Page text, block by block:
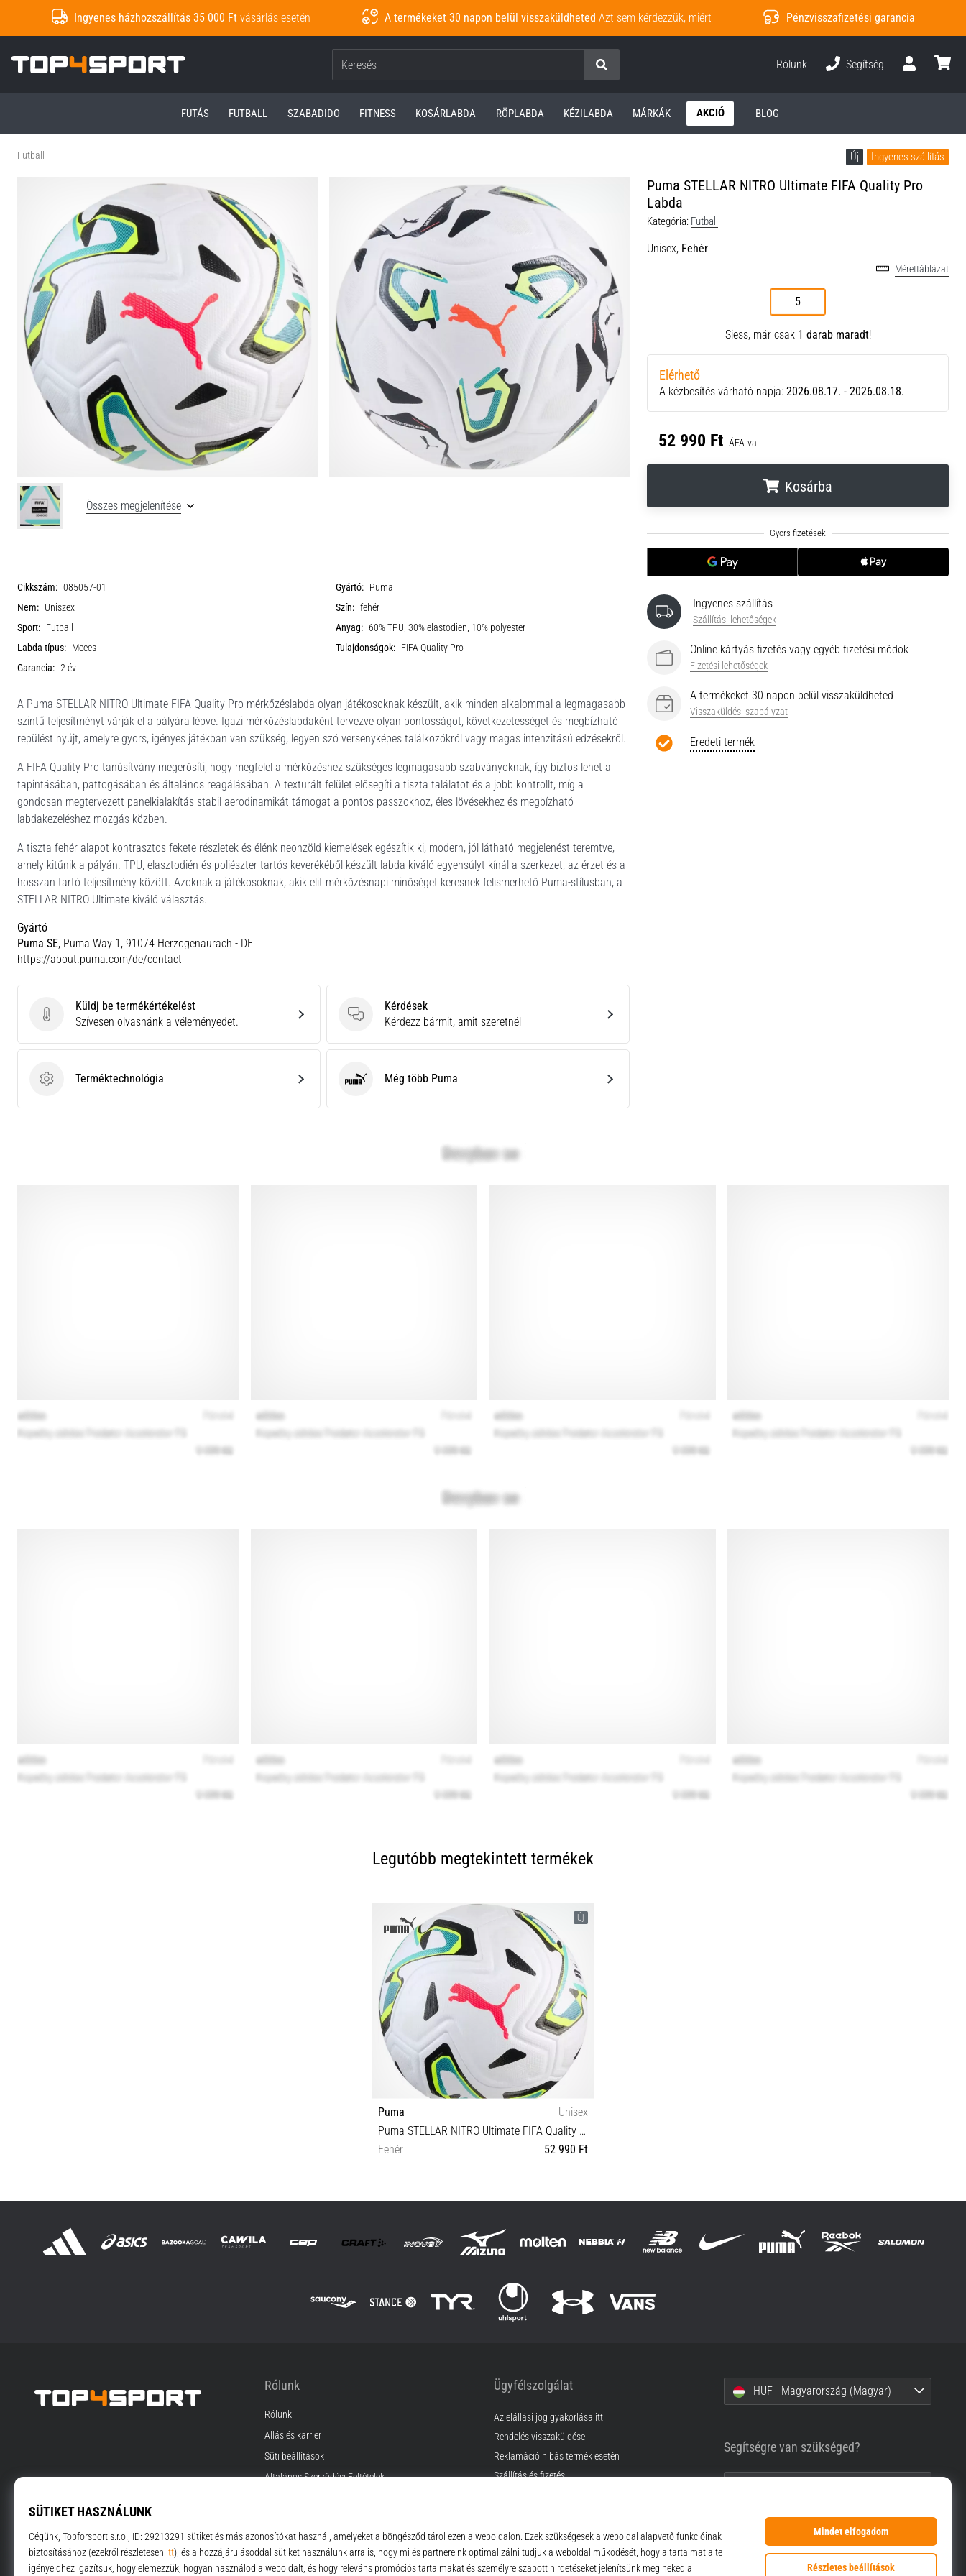
Ingyenes házhozszállítás 35 000 Ft vásárlás esetén A termékeket 30 napon belül visszaküldheted Azt sem kérdezzük, miért Pénzvisszafizetési garancia
Top4Sport.hu
Keresés
Rólunk
Segítség
FUTÁS FUTBALL SZABADIDO FITNESS KOSÁRLABDA RÖPLABDA KÉZILABDA MÁRKÁK AKCIÓ BLOG
Futball Új Ingyenes szállítás
Puma STELLAR NITRO Ultimate FIFA Quality Pro
Labda
Kategória: Futball
Unisex, Fehér
Mérettáblázat
5
Siess, már csak 1 darab maradt!
Elérhető
A kézbesítés várható napja: 2026.08.17. - 2026.08.18.
52 990 Ft ÁFA-val
Kosárba
..
Ingyenes szállítás
Szállítási lehetőségek
Online kártyás fizetés vagy egyéb fizetési módok
Fizetési lehetőségek
A termékeket 30 napon belül visszaküldheted
Visszaküldési szabályzat
Eredeti termék
Összes megjelenítése
Cikkszám: 085057-01 Gyártó: Puma
Nem: Uniszex Szín: fehér
Sport: Futball Anyag: 60% TPU, 30% elastodien, 10% polyester
Labda típus: Meccs Tulajdonságok: FIFA Quality Pro
Garancia: 2 év
A Puma STELLAR NITRO Ultimate FIFA Quality Pro mérkőzéslabda olyan játékosoknak készült, akik minden alkalommal a legmagasabb
szintű teljesítményt várják el a pályára lépve. Igazi mérkőzéslabdaként tervezve olyan pontosságot, következetességet és megbízható
repülést nyújt, amelyre gyors, igényes játékban van szükség, legyen szó versenyképes találkozókról vagy magas intenzitású edzésekről.
A FIFA Quality Pro tanúsítvány megerősíti, hogy megfelel a mérkőzéshez szükséges legmagasabb szabványoknak, így biztos lehet a
tapintásában, pattogásában és általános reagálásában. A texturált felület elősegíti a tiszta találatot és a jobb kontrollt, míg a
gondosan megtervezett panelkialakítás stabil aerodinamikát támogat a pontos passzokhoz, éles lövésekhez és megbízható
labdakezeléshez mozgás közben.
A tiszta fehér alapot kontrasztos fekete részletek és élénk neonzöld kiemelések egészítik ki, modern, jól látható megjelenést teremtve,
amely kitűnik a pályán. TPU, elasztodién és poliészter tartós keverékéből készült labda kiváló egyensúlyt kínál a szerkezet, az érzet és a
hosszan tartó teljesítmény között. Azoknak a játékosoknak, akik elit mérkőzésnapi minőséget keresnek felismerhető Puma-stílusban, a
STELLAR NITRO Ultimate kiváló választás.
Gyártó
Puma SE, Puma Way 1, 91074 Herzogenaurach - DE
https://about.puma.com/de/contact
Küldj be termékértékelést
Küldj be termékértékelést
Szívesen olvasnánk a véleményedet.
Kérdések
Kérdések
Kérdezz bármit, amit szeretnél
Terméktechnológia
Terméktechnológia Puma Még több Puma
Legutóbb megtekintett termékek
Új
Puma
Unisex
Puma STELLAR NITRO Ultimate FIFA Quality Pro Labda
Fehér
52 990 Ft
5
Rólunk
Rólunk
Állás és karrier
Süti beállítások
Általános Szerződési Feltételek
Ügyfélszolgálat
Az elállási jog gyakorlása itt
Rendelés visszaküldése
Reklamáció hibás termék esetén
Szállítás és fizetés
GyIK
Adatvédelmi nyilatkozat
HUF - Magyarország (Magyar)
Segítségre van szükséged?
info@top4sport.hu